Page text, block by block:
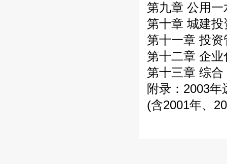
第九章 公用一
第十章 城建投
第十一章 投资
第十二章 企
第十三章 综合
附录：2003
(含2001年、